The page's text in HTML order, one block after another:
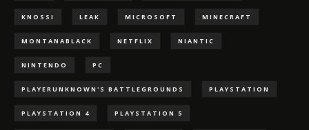
KNOSSI LEAK MICROSOFT MINECRAFT
MONTANABLACK NETFLIX NIANTIC
NINTENDO PC
PLAYERUNKNOWN'S BATTLEGROUNDS PLAYSTATION
PLAYSTATION 4 PLAYSTATION 5